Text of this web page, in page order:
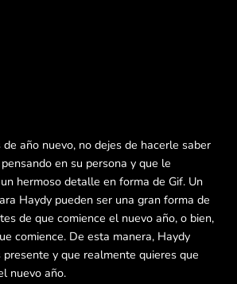
año nuevo, no dejes de hacerle saber
en su persona y que le
hermoso detalle en forma de Gif. Un
Haydy pueden ser una gran forma de
de que comience el nuevo año, o bien,
comience. De esta manera, Haydy
y que realmente quieres que
nuevo año.